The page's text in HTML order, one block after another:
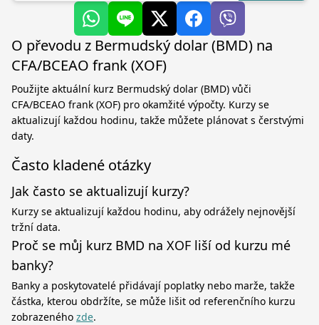
O převodu z Bermudský dolar (BMD) na
CFA/BCEAO frank (XOF)
Použijte aktuální kurz Bermudský dolar (BMD) vůči
CFA/BCEAO frank (XOF) pro okamžité výpočty. Kurzy se
aktualizují každou hodinu, takže můžete plánovat s čerstvými
daty.
Často kladené otázky
Jak často se aktualizují kurzy?
Kurzy se aktualizují každou hodinu, aby odrážely nejnovější
tržní data.
Proč se můj kurz BMD na XOF liší od kurzu mé
banky?
Banky a poskytovatelé přidávají poplatky nebo marže, takže
částka, kterou obdržíte, se může lišit od referenčního kurzu
zobrazeného zde.